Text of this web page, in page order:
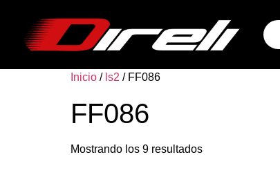
Inicio / ls2 / FF086
FF086
Mostrando los 9 resultados